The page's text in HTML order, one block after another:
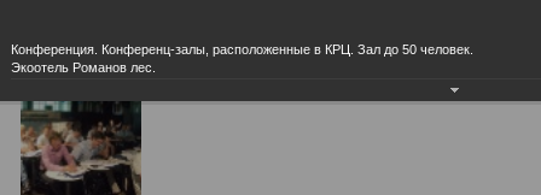
Конференция. Конференц-залы, расположенные в КРЦ. Зал до 50 человек.
Экоотель Романов лес.